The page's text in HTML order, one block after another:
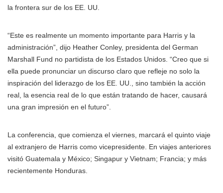
la frontera sur de los EE. UU.
“Este es realmente un momento importante para Harris y la
administración”, dijo Heather Conley, presidenta del German
Marshall Fund no partidista de los Estados Unidos. “Creo que si
ella puede pronunciar un discurso claro que refleje no solo la
inspiración del liderazgo de los EE. UU., sino también la acción
real, la esencia real de lo que están tratando de hacer, causará
una gran impresión en el futuro”.
La conferencia, que comienza el viernes, marcará el quinto viaje
al extranjero de Harris como vicepresidente. En viajes anteriores
visitó Guatemala y México; Singapur y Vietnam; Francia; y más
recientemente Honduras.